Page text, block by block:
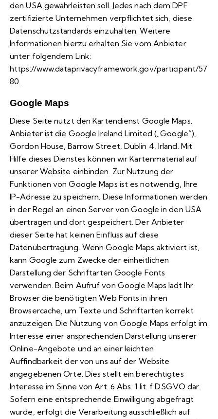
den USA gewährleisten soll. Jedes nach dem DPF
zertifizierte Unternehmen verpflichtet sich, diese
Datenschutzstandards einzuhalten. Weitere
Informationen hierzu erhalten Sie vom Anbieter
unter folgendem Link:
https://www.dataprivacyframework.gov/participant/57
80.
Google Maps
Diese Seite nutzt den Kartendienst Google Maps.
Anbieter ist die Google Ireland Limited („Google“),
Gordon House, Barrow Street, Dublin 4, Irland. Mit
Hilfe dieses Dienstes können wir Kartenmaterial auf
unserer Website einbinden. Zur Nutzung der
Funktionen von Google Maps ist es notwendig, Ihre
IP-Adresse zu speichern. Diese Informationen werden
in der Regel an einen Server von Google in den USA
übertragen und dort gespeichert. Der Anbieter
dieser Seite hat keinen Einfluss auf diese
Datenübertragung. Wenn Google Maps aktiviert ist,
kann Google zum Zwecke der einheitlichen
Darstellung der Schriftarten Google Fonts
verwenden. Beim Aufruf von Google Maps lädt Ihr
Browser die benötigten Web Fonts in ihren
Browsercache, um Texte und Schriftarten korrekt
anzuzeigen. Die Nutzung von Google Maps erfolgt im
Interesse einer ansprechenden Darstellung unserer
Online-Angebote und an einer leichten
Auffindbarkeit der von uns auf der Website
angegebenen Orte. Dies stellt ein berechtigtes
Interesse im Sinne von Art. 6 Abs. 1 lit. f DSGVO dar.
Sofern eine entsprechende Einwilligung abgefragt
wurde, erfolgt die Verarbeitung ausschließlich auf